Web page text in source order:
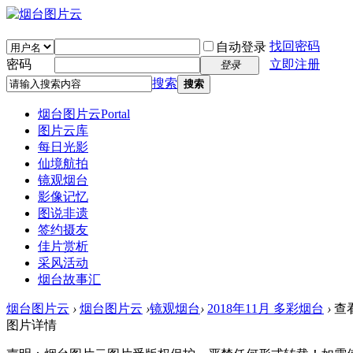
自动登录 找回密码
密码
登录
立即注册
搜索 搜索
烟台图片云Portal
图片云库
每日光影
仙境航拍
镜观烟台
影像记忆
图说非遗
签约摄友
佳片赏析
采风活动
烟台故事汇
烟台图片云 › 烟台图片云 ›镜观烟台› 2018年11月 多彩烟台 › 查
图片详情